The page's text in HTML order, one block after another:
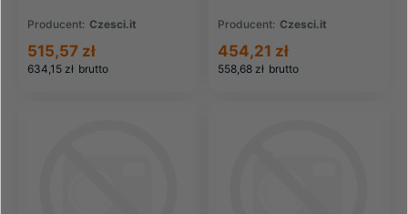
Producent: Czesci.it
634,15 zł brutto
515,57 zł
Producent: Czesci.it
558,68 zł brutto
454,21 zł